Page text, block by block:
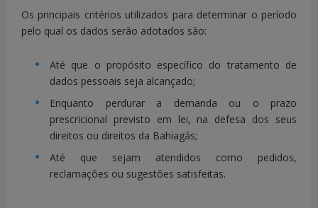
- RELIGAÇÃO
- NÚMERO DO
CONTRATO
- EMAIL
- TELEFONE
- DOCUMENTO
DE
pessoais de
contato são
para fins de
identificação
Os principais critérios utilizados para determinar o período
pelo qual os dados serão adotados são:
Até que o propósito específico do tratamento de
dados pessoais seja alcançado;
Enquanto perdurar a demanda ou o prazo
prescricional previsto em lei, na defesa dos seus
direitos ou direitos da Bahiagás;
Até que sejam atendidos como pedidos,
reclamações ou sugestões satisfeitas.